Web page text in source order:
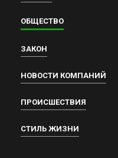
ОБЩЕСТВО
ЗАКОН
НОВОСТИ КОМПАНИЙ
ПРОИСШЕСТВИЯ
СТИЛЬ ЖИЗНИ